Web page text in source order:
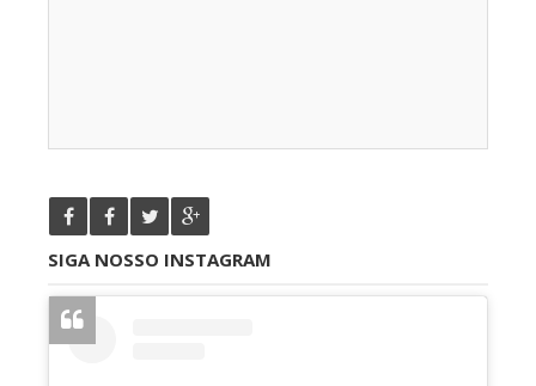
SIGA NOSSO INSTAGRAM